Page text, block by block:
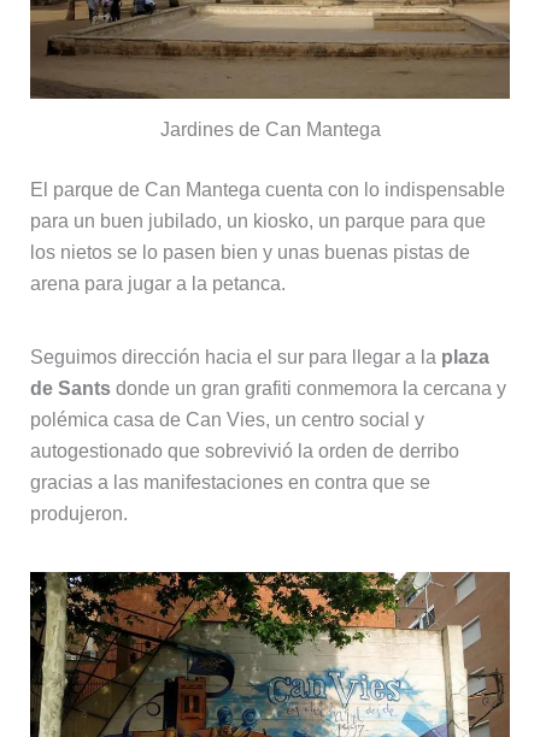
Jardines de Can Mantega
El parque de Can Mantega cuenta con lo indispensable
para un buen jubilado, un kiosko, un parque para que
los nietos se lo pasen bien y unas buenas pistas de
arena para jugar a la petanca.
Seguimos dirección hacia el sur para llegar a la plaza
de Santsdonde un gran grafiti conmemora la cercana y
polémica casa de Can Vies, un centro social y
autogestionado que sobrevivió la orden de derribo
gracias a las manifestaciones en contra que se
produjeron.